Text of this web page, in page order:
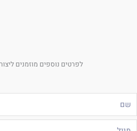
לפרטים נוספים מוזמנים